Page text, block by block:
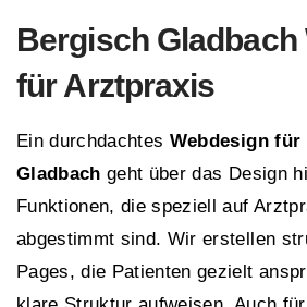
Bergisch Gladbach
für Arztpraxis
Ein durchdachtes Webdesign
Gladbach geht über das Design
Funktionen, die speziell auf
abgestimmt sind. Wir erstellen
Pages, die Patienten gezielt